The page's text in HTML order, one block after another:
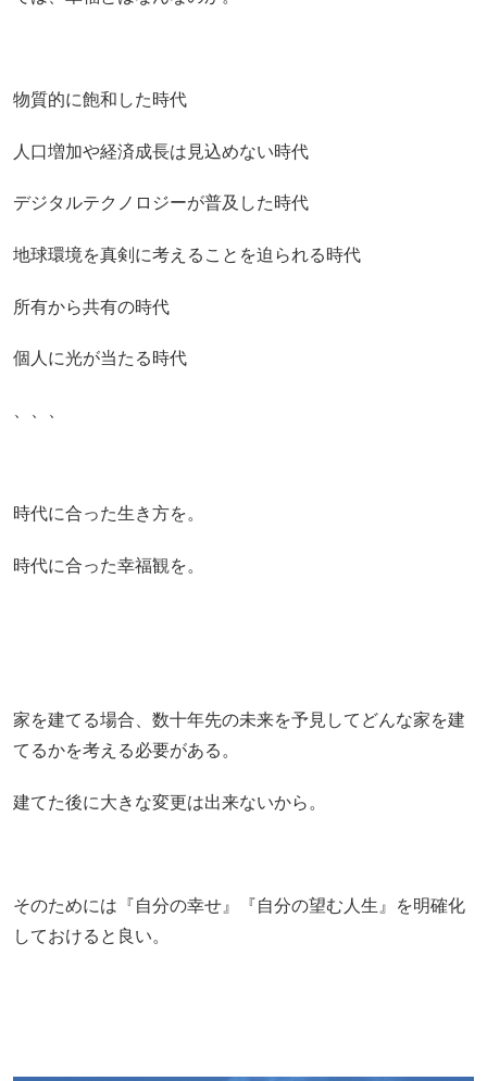
物質的に飽和した時代
人口増加や経済成長は見込めない時代
デジタルテクノロジーが普及した時代
地球環境を真剣に考えることを迫られる時代
所有から共有の時代
個人に光が当たる時代
時代に合った生き方を。
時代に合った幸福観を。
家を建てる場合、数十年先の未来を予見してどんな家を建
てるかを考える必要がある。
建てた後に大きな変更は出来ないから。
そのためには『自分の幸せ』『自分の望む人生』を明確化
しておけると良い。